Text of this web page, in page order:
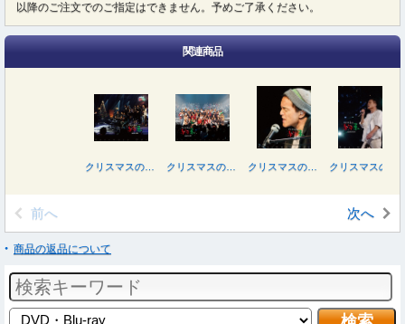
以降のご注文でのご指定はできません。予めご了承ください。
関連商品
前へ 次へ
商品の返品について